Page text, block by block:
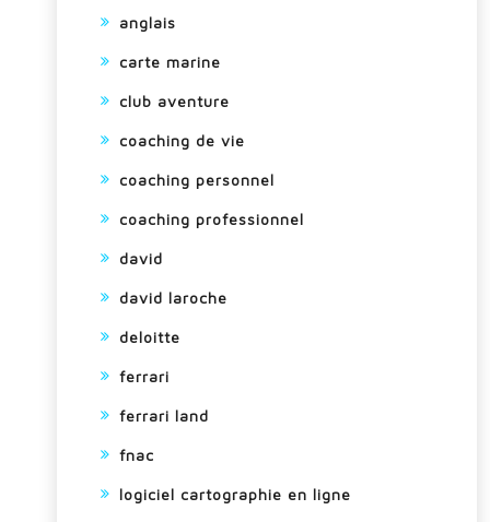
anglais
carte marine
club aventure
coaching de vie
coaching personnel
coaching professionnel
david
david laroche
deloitte
ferrari
ferrari land
fnac
logiciel cartographie en ligne